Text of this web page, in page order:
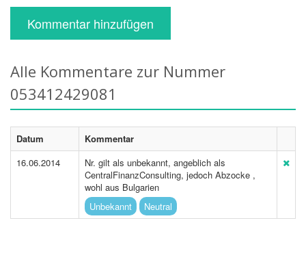
Kommentar hinzufügen
Alle Kommentare zur Nummer
053412429081
Datum
Kommentar
16.06.2014
Nr. gilt als unbekannt, angeblich als
CentralFinanzConsulting, jedoch Abzocke ,
wohl aus Bulgarien
Unbekannt
Neutral